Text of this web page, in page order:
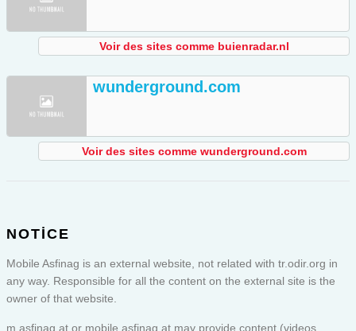
Voir des sites comme buienradar.nl
wunderground.com
Voir des sites comme wunderground.com
NOTICE
Mobile Asfinag is an external website, not related with tr.odir.org in
any way. Responsible for all the content on the external site is the
owner of that website.
m.asfinag.at or mobile.asfinag.at may provide content (videos,